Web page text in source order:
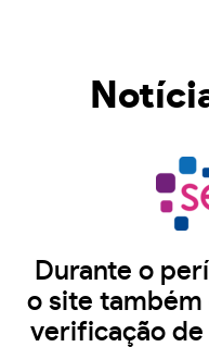
Durante o
o site
verificação